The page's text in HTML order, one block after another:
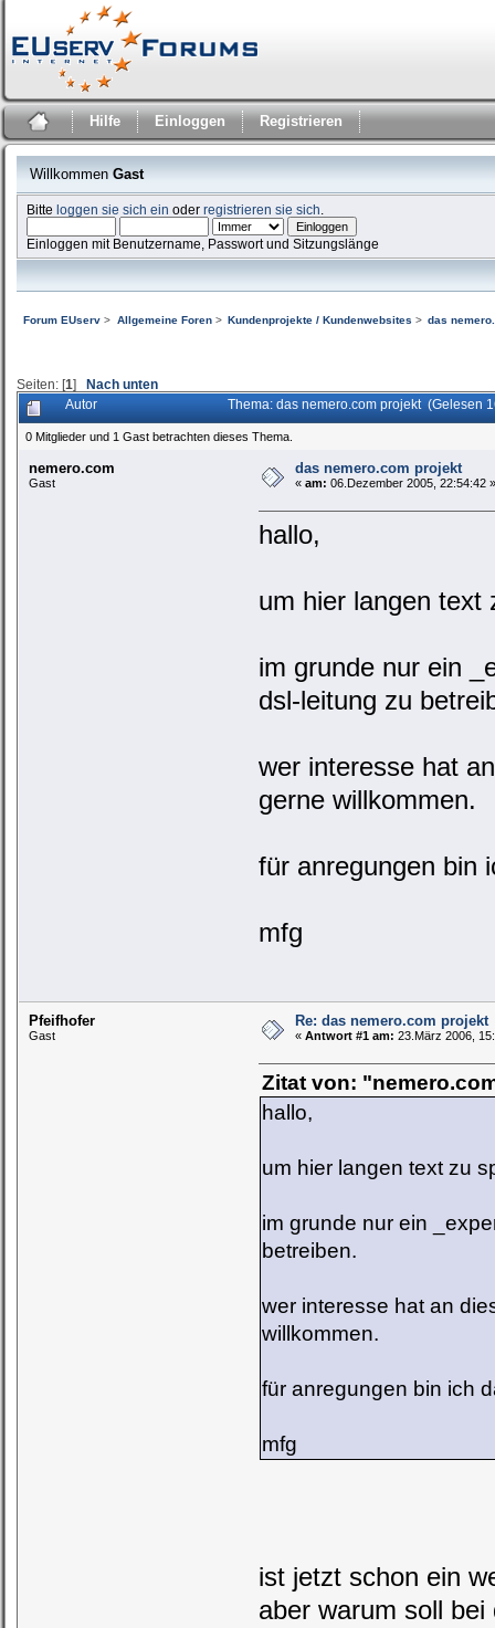
Hilfe Einloggen Registrieren
Willkommen Gast
Bitteloggen sie sich ein oderregistrieren sie sich
Einloggen mit Benutzername, Passwort und Sitzungslänge
Forum EUserv > Allgemeine Foren> Kundenprojekte / Kundenwebsites > das
Seiten: [1] Nach unten
Autor Thema: das nemero.com projekt (Gelesen
0 Mitglieder und 1 Gast betrachten dieses Thema.
nemero.com
Gast
das nemero.com projekt
« am: 06.Dezember 2005, 22:54:42 »
hallo,
um hier langen
im grunde nur ein
dsl-leitung zu
wer interesse hat
gerne willkommen.
für anregungen bin
mfg
Pfeifhofer
Gast
Re: das nemero.com projekt
« Antwort #1 am: 23.März 2006,
Zitat von:
hallo,
um hier langen text zu
im grunde nur ein
betreiben.
wer interesse hat an
willkommen.
für anregungen bin ich
mfg
ist jetzt schon ein
aber warum soll